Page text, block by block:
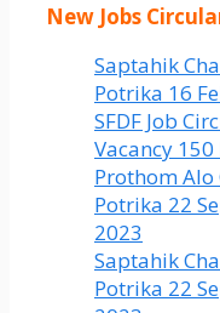
New Jobs
Saptahik
Potrika 16
SFDF Job
Vacancy 150
Prothom
Potrika 22
2023
Saptahik
Potrika 22